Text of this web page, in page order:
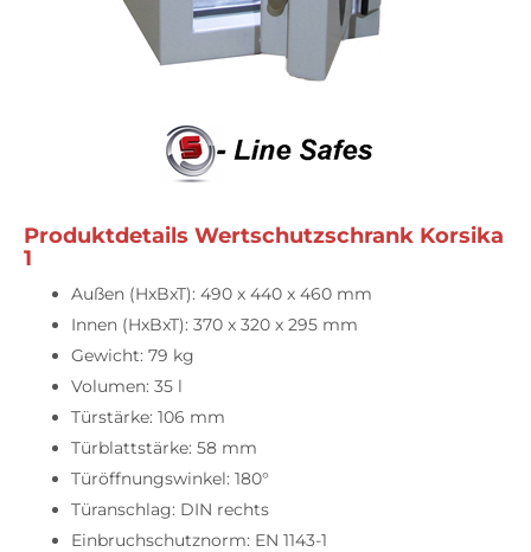
Produktdetails Wertschutzschrank Korsika
1
Außen (HxBxT): 490 x 440 x 460 mm
Innen (HxBxT): 370 x 320 x 295 mm
Gewicht: 79 kg
Volumen: 35 l
Türstärke: 106 mm
Türblattstärke: 58 mm
Türöffnungswinkel: 180°
Türanschlag: DIN rechts
Einbruchschutznorm: EN 1143-1